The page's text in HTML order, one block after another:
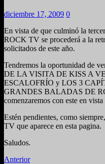
diciembre 17, 2009 0
En vista de que culminó la
ROCK TV se procederá a la
solicitados de este año.
Tendremos la oportunidad de
DE LA VISITA DE KISS A
ESCALOFRÍO y LOS 3
GRANDES BALADAS DE
comenzaremos con este en
Estén pendientes, como
TV que aparece en esta pagina.
Saludos.
Anterior